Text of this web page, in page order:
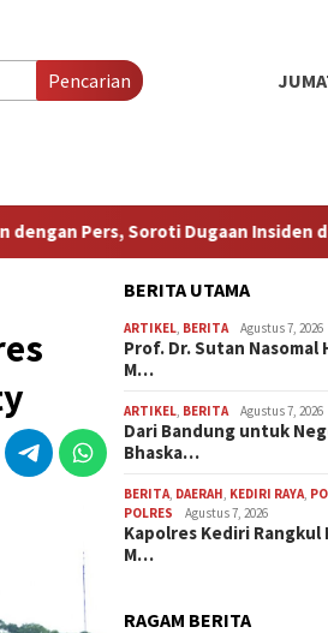
Pencarian
Dugaan Insiden di PN Watansoppeng
BERITA UTAMA
ARTIKEL, BERITA Agustus 7, 2026
Prof. Dr. Sutan Nasomal
M…
ARTIKEL, BERITA Agustus 7, 2026
Dari Bandung untuk
Bhaska…
BERITA, DAERAH, KEDIRI RAYA,
POLRES
Agustus 7, 2026
Kapolres Kediri Rangkul
M…
RAGAM BERITA